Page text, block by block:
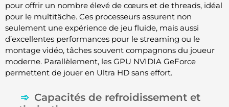
pour offrir un nombre élevé de cœurs et de threads, idéal
pour le multitâche. Ces processeurs assurent non
seulement une expérience de jeu fluide, mais aussi
d’excellentes performances pour le streaming ou le
montage vidéo, tâches souvent compagnons du joueur
moderne. Parallèlement, les GPU NVIDIA GeForce
permettent de jouer en Ultra HD sans effort.
Capacités de refroidissement et